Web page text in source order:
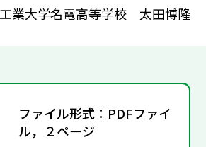
業大学名電高等学校 太田博隆
ファイル形式：PDFファイ
ル，２ページ